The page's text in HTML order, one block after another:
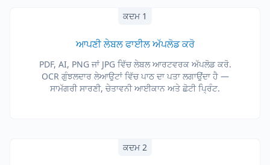
ਕਦਮ 1
ਆਪਣੀ ਲੇਬਲ ਫਾਈਲ ਅੱਪਲੋਡ ਕਰੋ
PDF, AI, PNG ਜਾਂ JPG ਵਿੱਚ ਲੇਬਲ ਆਰਟਵਰਕ ਅੱਪਲੋਡ ਕਰੋ.
OCR ਗੁੰਝਲਦਾਰ ਲੇਆਉਟਾਂ ਵਿੱਚ ਪਾਠ ਦਾ ਪਤਾ ਲਗਾਉਂਦਾ ਹੈ —
ਸਾਮੱਗਰੀ ਸਾਰਣੀ, ਚੇਤਾਵਨੀ ਆਈਕਾਨ ਅਤੇ ਛੋਟੀ ਪ੍ਰਿੰਟ.
ਕਦਮ 2